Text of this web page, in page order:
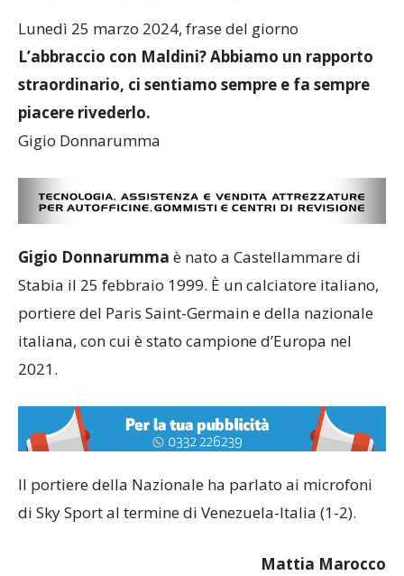
Lunedì 25 marzo 2024, frase del giorno
L’abbraccio con Maldini? Abbiamo un rapporto
straordinario, ci sentiamo sempre e fa sempre
piacere rivederlo.
Gigio Donnarumma
Gigio Donnarumma è nato a Castellammare di
Stabia il 25 febbraio 1999. È un calciatore italiano,
portiere del Paris Saint-Germain e della nazionale
italiana, con cui è stato campione d’Europa nel
2021.
Il portiere della Nazionale ha parlato ai microfoni
di Sky Sport al termine di Venezuela-Italia (1-2).
Mattia Marocco